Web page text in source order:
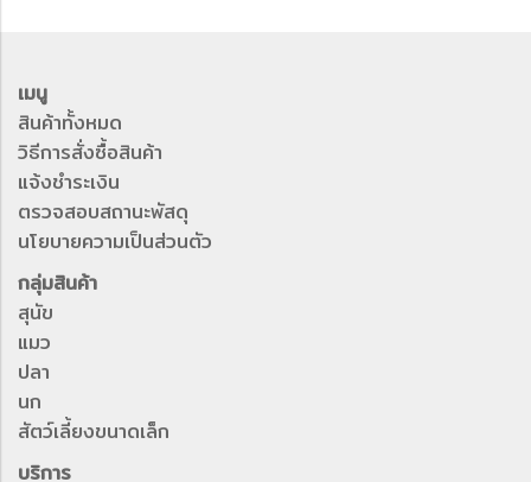
เมนู
สินค้าทั้งหมด
วิธีการสั่งซื้อสินค้า
แจ้งชำระเงิน
ตรวจสอบสถานะพัสดุ
นโยบายความเป็นส่วนตัว
กลุ่มสินค้า
สุนัข
แมว
ปลา
นก
สัตว์เลี้ยงขนาดเล็ก
บริการ